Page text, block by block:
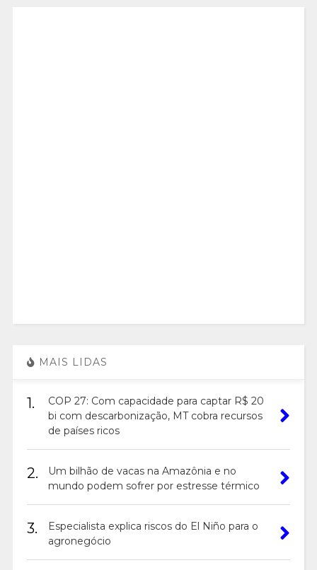
MAIS LIDAS
1.
COP 27: Com capacidade para captar R$ 20
bi com descarbonização, MT cobra recursos
de países ricos
2.
Um bilhão de vacas na Amazônia e no
mundo podem sofrer por estresse térmico
3.
Especialista explica riscos do El Niño para o
agronegócio